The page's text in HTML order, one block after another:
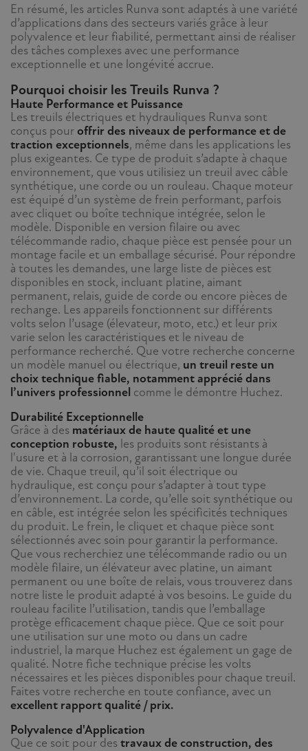
En résumé, les articles Runva sont adaptés à une variété
d’applications dans des secteurs variés grâce à leur
polyvalence et leur fiabilité, permettant ainsi de réaliser
des tâches complexes avec une performance
exceptionnelle et une longévité accrue.
Pourquoi choisir les Treuils Runva ?
Haute Performance et Puissance
Les treuils électriques et hydrauliques Runva sont
conçus pour offrir des niveaux de performance et de
traction exceptionnels, même dans les applications les
plus exigeantes. Ce type de produit s’adapte à chaque
environnement, que vous utilisiez un treuil avec câble
synthétique, une corde ou un rouleau. Chaque moteur
est équipé d’un système de frein performant, parfois
avec cliquet ou boîte technique intégrée, selon le
modèle. Disponible en version filaire ou avec
télécommande radio, chaque pièce est pensée pour un
montage facile et un emballage sécurisé. Pour répondre
à toutes les demandes, une large liste de pièces est
disponibles en stock, incluant platine, aimant
permanent, relais, guide de corde ou encore pièces de
rechange. Les appareils fonctionnent sur différents
volts selon l’usage (élevateur, moto, etc.) et leur prix
varie selon les caractéristiques et le niveau de
performance recherché. Que votre recherche concerne
un modèle manuel ou électrique, un treuil reste un
choix technique fiable, notamment apprécié dans
l’univers professionnel comme le démontre Huchez.
Durabilité Exceptionnelle
Grâce à des matériaux de haute qualité et une
conception robuste, les produits sont résistants à
l'usure et à la corrosion, garantissant une longue durée
de vie. Chaque treuil, qu’il soit électrique ou
hydraulique, est conçu pour s’adapter à tout type
d’environnement. La corde, qu’elle soit synthétique ou
en câble, est intégrée selon les spécificités techniques
du produit. Le frein, le cliquet et chaque pièce sont
sélectionnés avec soin pour garantir la performance.
Que vous recherchiez une télécommande radio ou un
modèle filaire, un élévateur avec platine, un aimant
permanent ou une boîte de relais, vous trouverez dans
notre liste le produit adapté à vos besoins. Le guide du
rouleau facilite l’utilisation, tandis que l’emballage
protège efficacement chaque pièce. Que ce soit pour
une utilisation sur une moto ou dans un cadre
industriel, la marque Huchez est également un gage de
qualité. Notre fiche technique précise les volts
nécessaires et les pièces disponibles pour chaque treuil.
Faites votre recherche en toute confiance, avec un
excellent rapport qualité / prix.
Polyvalence d'Application
Que ce soit pour destravaux de construction, des